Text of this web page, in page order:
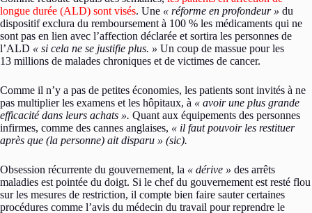
longue durée (ALD) sont visés. Une « réforme en profondeur » du
dispositif exclura du remboursement à 100 % les médicaments qui ne
sont pas en lien avec l’affection déclarée et sortira les personnes de
l’ALD « si cela ne se justifie plus. » Un coup de massue pour les
13 millions de malades chroniques et de victimes de cancer.
Comme il n’y a pas de petites économies, les patients sont invités à ne
pas multiplier les examens et les hôpitaux, à « avoir une plus grande
efficacité dans leurs achats ». Quant aux équipements des personnes
infirmes, comme des cannes anglaises, « il faut pouvoir les restituer
après que (la personne) ait disparu » (sic).
Obsession récurrente du gouvernement, la « dérive » des arrêts
maladies est pointée du doigt. Si le chef du gouvernement est resté flou
sur les mesures de restriction, il compte bien faire sauter certaines
procédures comme l’avis du médecin du travail pour reprendre le